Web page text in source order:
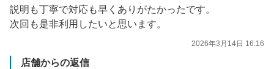
説明も丁寧で対応も早くありがたかったです。
次回も是非利用したいと思います。
2026年3月14日 16:16
店舗からの返信